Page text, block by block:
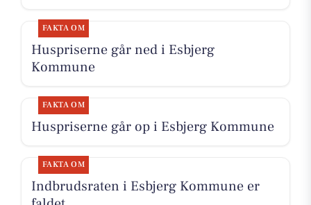
FAKTA OM
Huspriserne går ned i Esbjerg
Kommune
FAKTA OM
Huspriserne går op i Esbjerg Kommune
FAKTA OM
Indbrudsraten i Esbjerg Kommune er